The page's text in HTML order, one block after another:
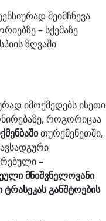
შეიმჩნევა
– სქემაზე
ზღვაში
იმოქმედებს ისეთი
როგორიცაა
თურქმენეთში,
–
მნიშვნელოვანი
ტრასეკასგანშტოების